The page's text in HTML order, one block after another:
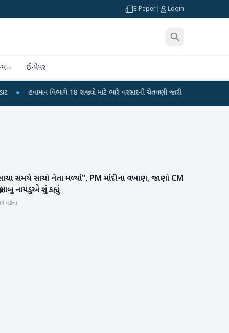
E-Paper Login
ઈ-પેપર
વિભાગે 18 રાજ્યો માટે ભારે વરસાદની ચેતવણી જારી કરી ●
રાષ્ટ્રીય સમયે સાચો નેતા મળ્યો", PM મોદીના વખાણ, જાણો CM
નાયડુએ શું કહ્યું
પહેલા